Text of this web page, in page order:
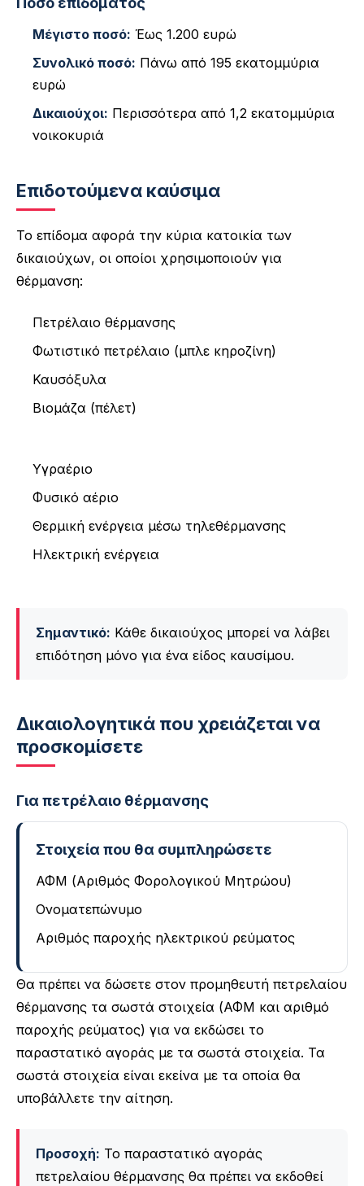
Μέγιστο ποσό: Έως 1.200 ευρώ
Συνολικό ποσό: Πάνω από 195 εκατομμύρια
ευρώ
Δικαιούχοι: Περισσότερα από 1,2 εκατομμύρια
νοικοκυριά
Επιδοτούμενα καύσιμα
Το επίδομα αφορά την κύρια κατοικία των
δικαιούχων, οι οποίοι χρησιμοποιούν για
θέρμανση:
Πετρέλαιο θέρμανσης
Φωτιστικό πετρέλαιο (μπλε κηροζίνη)
Καυσόξυλα
Βιομάζα (πέλετ)
Υγραέριο
Φυσικό αέριο
Θερμική ενέργεια μέσω τηλεθέρμανσης
Ηλεκτρική ενέργεια
Σημαντικό: Κάθε δικαιούχος μπορεί να λάβει
επιδότηση μόνο για ένα είδος καυσίμου.
Δικαιολογητικά που χρειάζεται να
προσκομίσετε
Για πετρέλαιο θέρμανσης
Στοιχεία που θα συμπληρώσετε
ΑΦΜ (Αριθμός Φορολογικού Μητρώου)
Ονοματεπώνυμο
Αριθμός παροχής ηλεκτρικού ρεύματος
Θα πρέπει να δώσετε στον προμηθευτή πετρελαίου
θέρμανσης τα σωστά στοιχεία (ΑΦΜ και αριθμό
παροχής ρεύματος) για να εκδώσει το
παραστατικό αγοράς με τα σωστά στοιχεία. Τα
σωστά στοιχεία είναι εκείνα με τα οποία θα
υποβάλλετε την αίτηση.
Προσοχή: Το παραστατικό αγοράς
πετρελαίου θέρμανσης θα πρέπει να εκδοθεί